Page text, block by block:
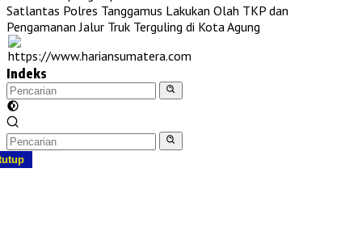
Satlantas Polres Tanggamus Lakukan Olah TKP dan
Pengamanan Jalur Truk Terguling di Kota Agung
Indeks